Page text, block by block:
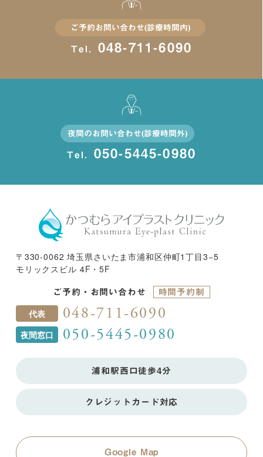
ご予約お問い合わせ(診療時間内)
Tel. 048-711-6090
夜間のお問い合わせ(診療時間外)
Tel. 050-5445-0980
〒330-0062 埼玉県さいたま市浦和区仲町1丁目3−5
モリックスビル 4F・5F
ご予約・お問い合わせ 時間予約制
代表 048-711-6090
夜間窓口 050-5445-0980
浦和駅西口徒歩4分
クレジットカード対応
Google Map